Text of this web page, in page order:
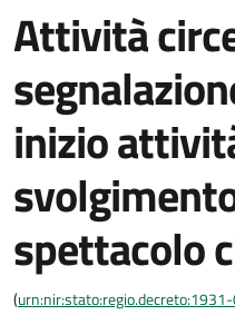
Attività
inizio
spettacolo
(